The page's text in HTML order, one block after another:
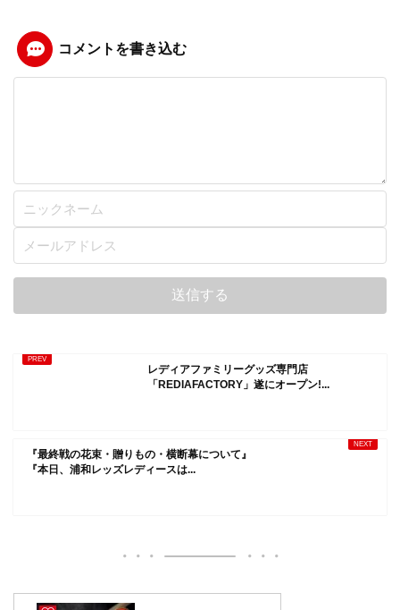
コメントを書き込む
レディアファミリーグッズ専門店
「REDIAFACTORY」遂にオープン!...
『最終戦の花束・贈りもの・横断幕について』
『本日、浦和レッズレディースは...